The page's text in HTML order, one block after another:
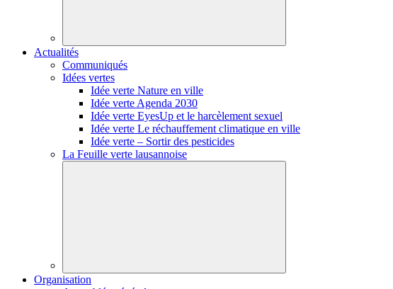
Actualités
Communiqués
Idées vertes
Idée verte Nature en ville
Idée verte Agenda 2030
Idée verte EyesUp et le harcèlement sexuel
Idée verte Le réchauffement climatique en ville
Idée verte – Sortir des pesticides
La Feuille verte lausannoise
Organisation